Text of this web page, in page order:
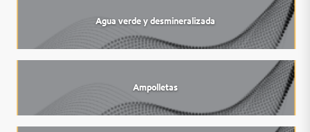
Agua verde y desmineralizada
Ampolletas